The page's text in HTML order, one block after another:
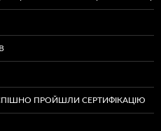
ПРОЙШЛИ СЕРТИФІКАЦІЮ